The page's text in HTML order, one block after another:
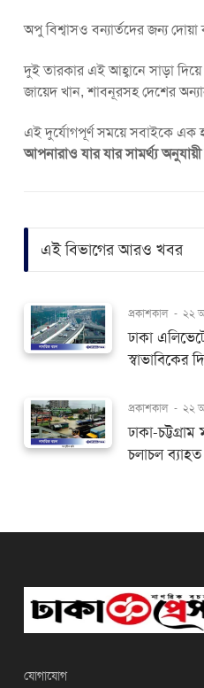
অপু বিশ্বাসও বন্যার্তদের জন্য
দুই তারকার এই আহ্বানে সাড়া
জায়েদ খান, শাবনূরসহ দেশের
এই দুর্যোগপূর্ণ সময়ে সবাইকে এক
আপনারাও যার যার সামর্থ্য
এই বিভাগের আরও খবর
প্রকাশকাল - ২২
ঢাকা
স্বাভাবিকের
প্রকাশকাল - ২২
ঢাকা-
চলাচল ব্যাহত
যোগাযোগ